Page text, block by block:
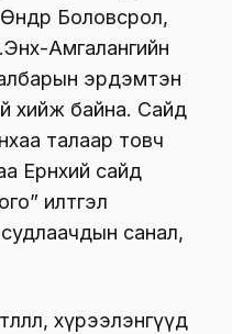
Боловсрол,
Амгалангийн
эрдэмтэн
хийж байна. Сайд
талаар товч
Ерөнхий сайд
илтгэл
санал,
хүрээлэнгүүд